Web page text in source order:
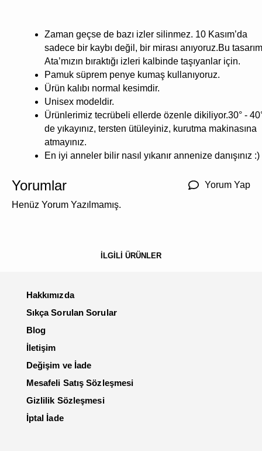
Zaman geçse de bazı izler silinmez. 10 Kasım’da
sadece bir kaybı değil, bir mirası anıyoruz.Bu
Ata’mızın bıraktığı izleri kalbinde taşıyanlar için.
Pamuk süprem penye kumaş kullanıyoruz.
Ürün kalıbı normal kesimdir.
Unisex modeldir.
Ürünlerimiz tecrübeli ellerde özenle dikiliyor.30° -
de yıkayınız, tersten ütüleyiniz, kurutma makinasına
atmayınız.
En iyi anneler bilir nasıl yıkanır annenize danışınız :)
Yorumlar
Yorum Yap
Henüz Yorum Yazılmamış.
İLGİLİ ÜRÜNLER
Hakkımızda
Sıkça Sorulan Sorular
Blog
İletişim
Değişim ve İade
Mesafeli Satış Sözleşmesi
Gizlilik Sözleşmesi
İptal İade